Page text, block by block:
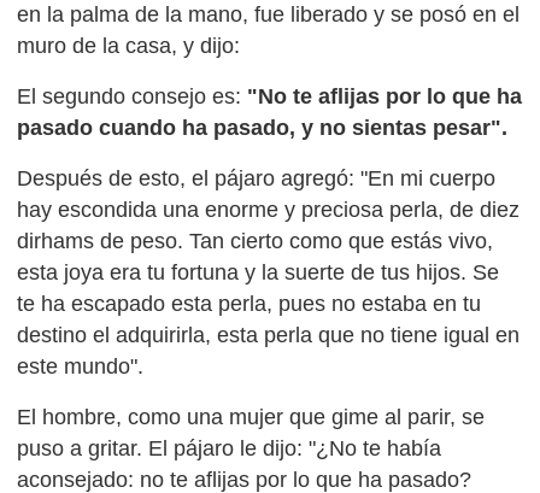
en la palma de la mano, fue liberado y se posó en el
muro de la casa, y dijo:
El segundo consejo es: "No te aflijas por lo que ha
pasado cuando ha pasado, y no sientas pesar".
Después de esto, el pájaro agregó: "En mi cuerpo
hay escondida una enorme y preciosa perla, de diez
dirhams de peso. Tan cierto como que estás vivo,
esta joya era tu fortuna y la suerte de tus hijos. Se
te ha escapado esta perla, pues no estaba en tu
destino el adquirirla, esta perla que no tiene igual en
este mundo".
El hombre, como una mujer que gime al parir, se
puso a gritar. El pájaro le dijo: "¿No te había
aconsejado: no te aflijas por lo que ha pasado?